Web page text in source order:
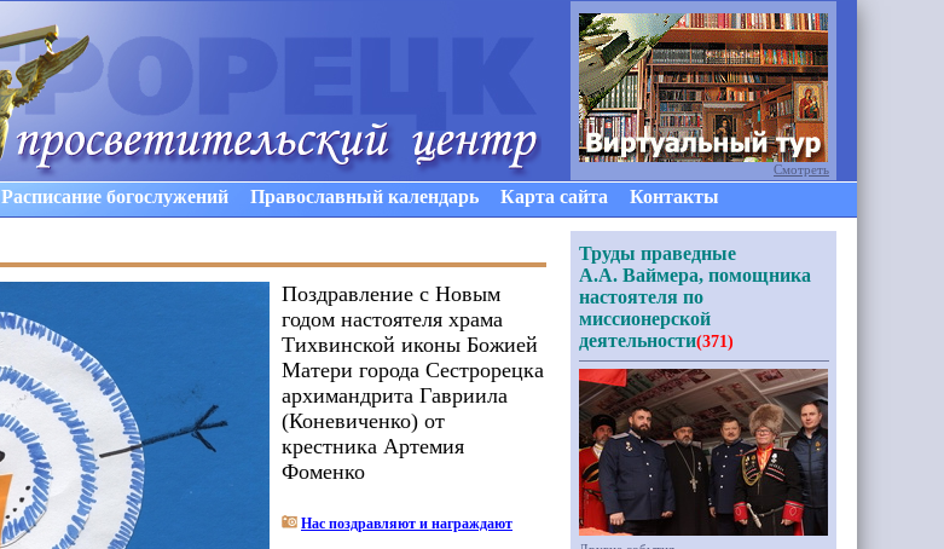
Расписание богослужений Православный календарь Карта сайта Контакты
Поздравление с Новым
годом настоятеля храма
Тихвинской иконы Божией
Матери города Сестрорецка
архимандрита Гавриила
(Коневиченко) от
крестника Артемия
Фоменко
Нас поздравляют и награждают
Смотреть
Труды праведные
А.А. Ваймера, помощника
настоятеля по
миссионерской
деятельности(371)